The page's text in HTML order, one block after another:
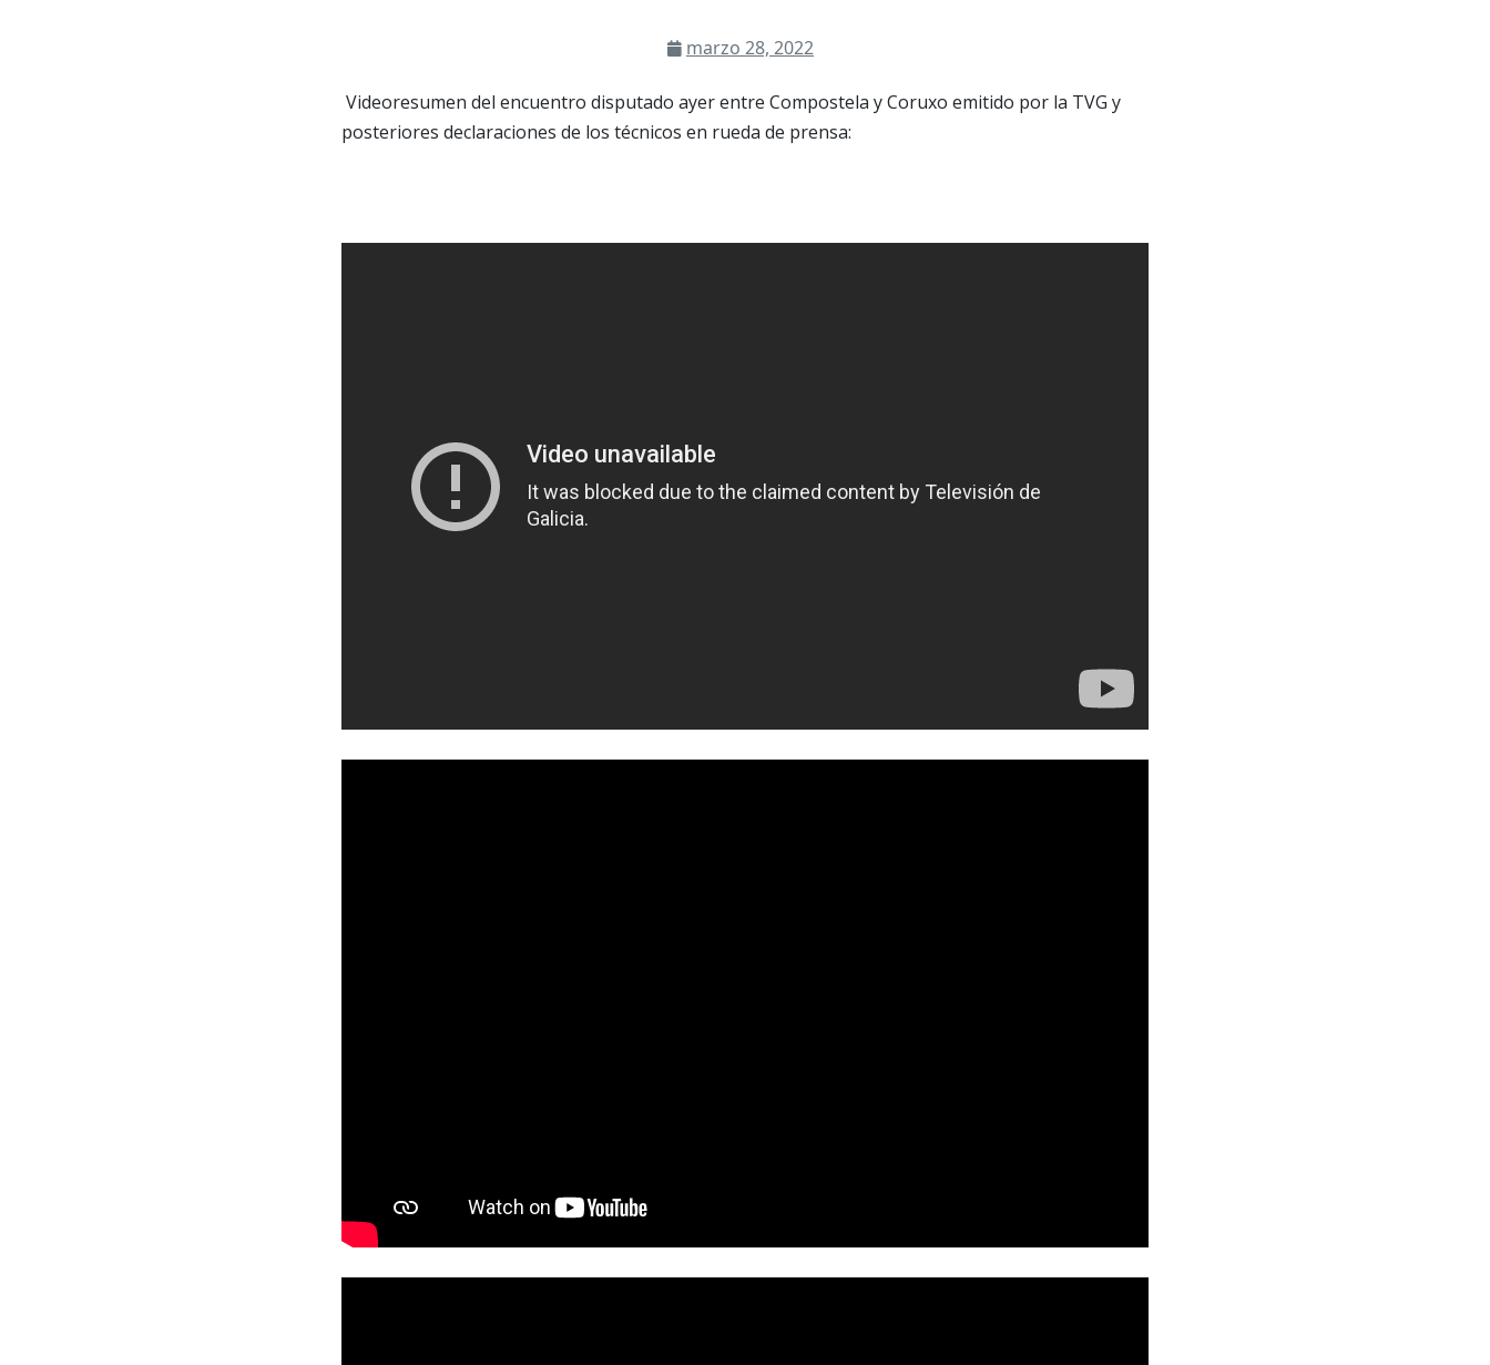
marzo 28, 2022
Videoresumen del encuentro disputado ayer entre Compostela y Coruxo emitido por la TVG y
posteriores declaraciones de los técnicos en rueda de prensa: